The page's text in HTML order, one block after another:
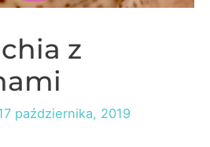
z
października, 2019